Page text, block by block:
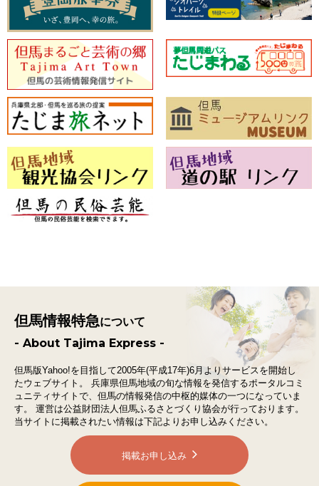
但馬情報特急について
- About Tajima Express -
但馬版Yahoo!を目指して2005年(平成17年)6月よりサービスを開始し
たウェブサイト。
兵庫県但馬地域の旬な情報を発信するポータルコミ
ュニティサイトで、 但馬の情報発信の中枢的媒体の一つになっていま
す。
運営は公益財団法人但馬ふるさとづくり協会が行っております。
当サイトに掲載されたい情報は下記よりお申し込みください。
掲載お申し込み